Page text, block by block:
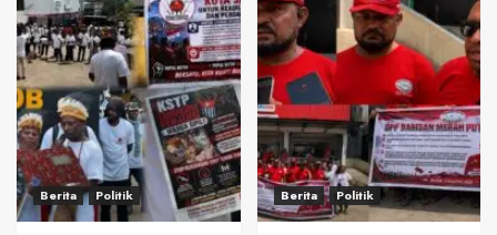
Berita Politik Berita Politik